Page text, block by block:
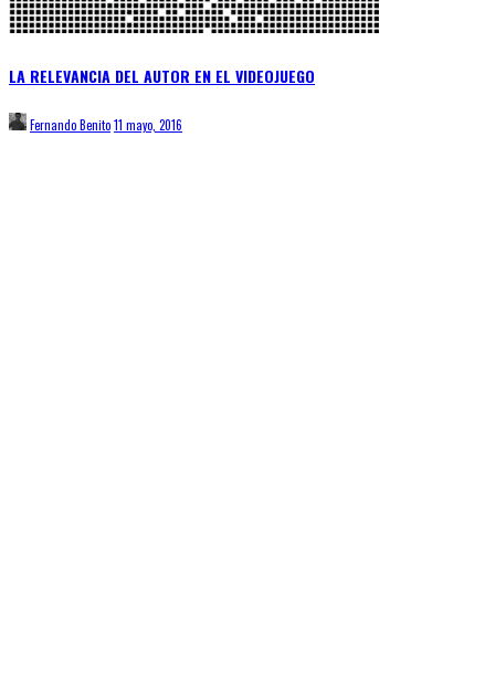
LA RELEVANCIA DEL AUTOR EN EL VIDEOJUEGO
Fernando Benito11 mayo, 2016